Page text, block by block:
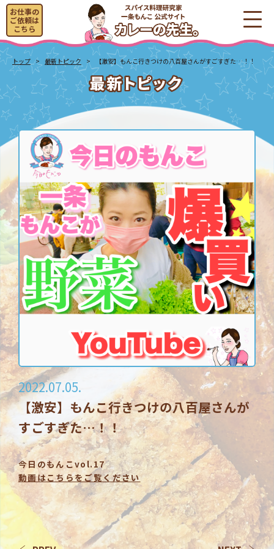
お仕事の
ご依頼は
こちら
トップ 最新トピック 【激安】もんこ行きつけの八百屋さんがすごすぎた…！！
2022.07.05.
【激安】もんこ行きつけの八百屋さんが
すごすぎた…！！
今日のもんこvol.17
動画はこちらをご覧ください